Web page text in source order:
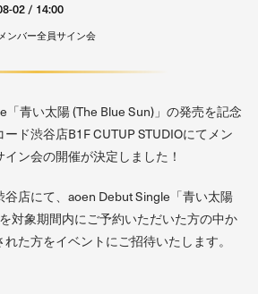
02 / 14:00
ンバー全員サイン会
「青い太陽 (The Blue Sun)」の発売を記念
ド渋谷店B1F CUTUP STUDIOにてメン
ン会の開催が決定しました！
谷店にて、aoen Debut Single「青い太陽
対象期間内にご予約いただいた方の中か
た方をイベントにご招待いたします。